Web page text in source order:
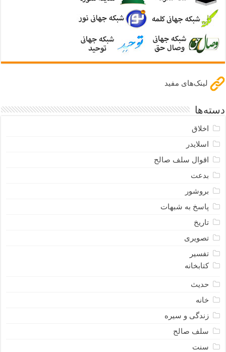
لینک‌های مفید
دسته‌ها
اخلاق
اسلایدر
اقوال سلف صالح
بدعت
بروشور
پاسخ به شبهات
تاریخ
تصویری
تفسیر
کتابخانه
حدیث
خانه
زندگی و سیره
سلف صالح
سنت